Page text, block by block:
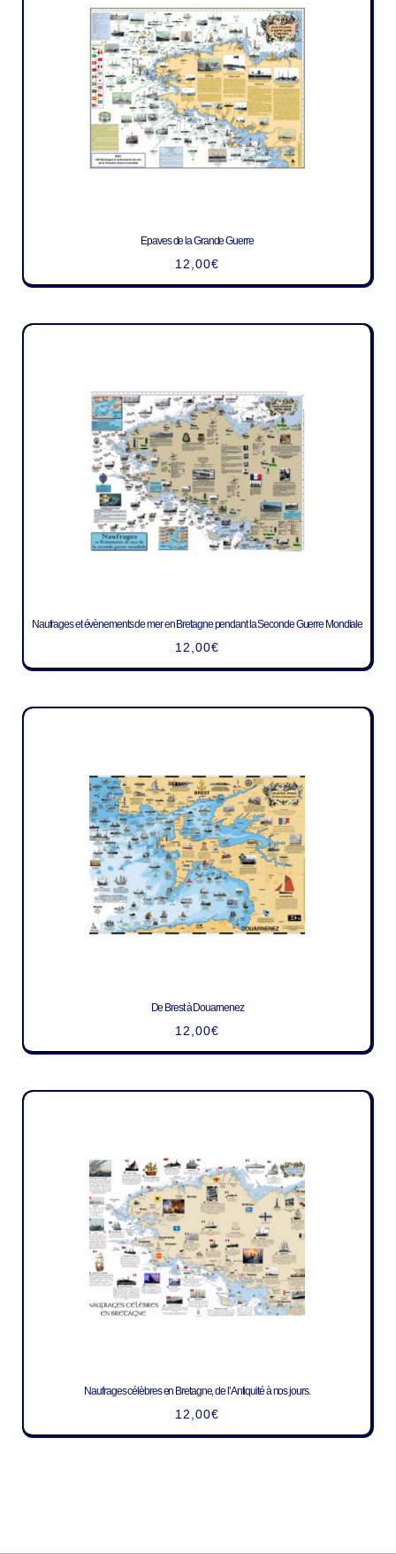
Epaves de la Grande Guerre
12,00€
Naufrages et évènements de mer en Bretagne pendant la Seconde Guerre Mondiale
12,00€
De Brest à Douarnenez
12,00€
Naufrages célèbres en Bretagne, de l’Antiquité à nos jours.
12,00€